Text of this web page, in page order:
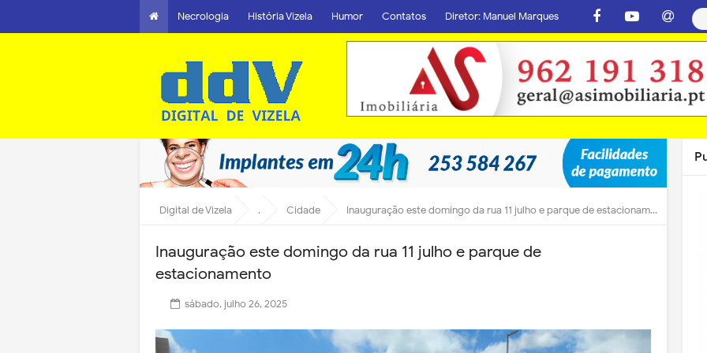
Necrologia História Vizela Humor Contatos Diretor: Manuel Marques
Digital de Vizela . Cidade Inauguração este domingo da rua 11 julho e parque de estacionamento
Inauguração este domingo da rua 11 julho e parque de
estacionamento
sábado, julho 26, 2025